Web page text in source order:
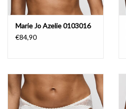
Marie Jo Azelie 0103016
€84,90